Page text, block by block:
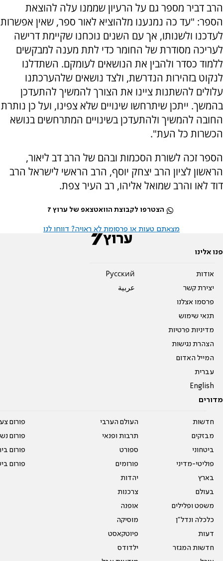
הרב דביר מספר גם על הרעיון שממנו עלה להוצאת
הספר: "עד כה נמנענו מלהוציא לאור ספר, שאין אפשרות
לעדכנו ולשנותו, אך עם השנים נוכחנו שקיימת דרישה
לעריכה מסודרת של החומר כדי לתת מענה למבקשים
ללמוד כסדר ולהבין את הנושאים לעומקם. השתדלנו
לנקוט בזהירות הנדרשת, ולצד נושאים שלהערכתנו
עלולים להשתנות ציינו את הצורך להמשיך להתעדכן
בהמשך. ייתכן שיתרחשו שינויים שלא צפינו, ועל כן נותרת
החובה להמשיך ולהתעדכן בשינויים המתרחשים בנושא
הכשרות כל העת".
הספר זכה לשורת הסכמות ובהם של הרב דב ליאור,
הראשון לציון הרב יצחק יוסף, הרב הראשי לישראל הרב
דוד לאו והרב שמואל אליהו, רב העיר צפת.
הצטרפו לקבוצת הוואטצאפ של ערוץ 7
מצאתם טעות או פרסומת לא ראויה? דווחו לנו
פנו אלינו
אודות
יצירת קשר
פרסמו אצלנו
תנאי שימוש
מדיניות פרטיות
הצהרת נגישות
המייל האדום
עברית
English
Pусский
عربية
מדורים
חדשות
מבזקים
ביטחוני
פוליטי-מדיני
בארץ
בעולם
משפט ופלילים
כלכלה ונדל"ן
דעות
חדשות המגזר
העולם הערבי
תרבות ופנאי
ספורט
פורומים
יהדות
צרכנות
אופנה
מוסיקה
פיוטקאסט
ילדודס
פורום
פורום
פורום
פורום